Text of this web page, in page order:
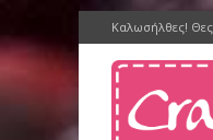
Καλωσήλθες!